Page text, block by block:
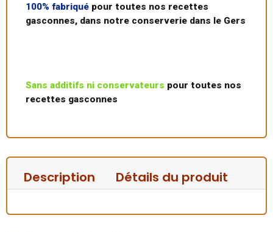
100% fabriqué pour toutes nos recettes
gasconnes, dans notre conserverie dans le Gers
Sans additifs ni conservateurs pour toutes nos
recettes gasconnes
Description Détails du produit